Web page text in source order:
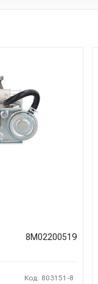
8M02200519
Код: 803151-8